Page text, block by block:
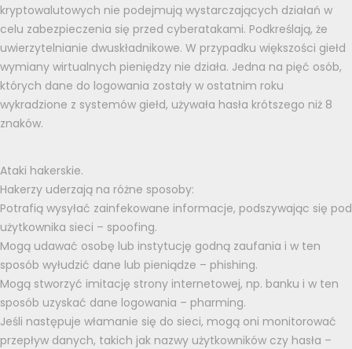
kryptowalutowych nie podejmują wystarczających działań w
celu zabezpieczenia się przed cyberatakami. Podkreślają, że
uwierzytelnianie dwuskładnikowe. W przypadku większości giełd
wymiany wirtualnych pieniędzy nie działa. Jedna na pięć osób,
których dane do logowania zostały w ostatnim roku
wykradzione z systemów giełd, używała hasła krótszego niż 8
znaków.
Ataki hakerskie.
Hakerzy uderzają na różne sposoby:
Potrafią wysyłać zainfekowane informacje, podszywając się pod
użytkownika sieci – spoofing.
Mogą udawać osobę lub instytucję godną zaufania i w ten
sposób wyłudzić dane lub pieniądze – phishing.
Mogą stworzyć imitację strony internetowej, np. banku i w ten
sposób uzyskać dane logowania – pharming.
Jeśli następuje włamanie się do sieci, mogą oni monitorować
przepływ danych, takich jak nazwy użytkowników czy hasła –